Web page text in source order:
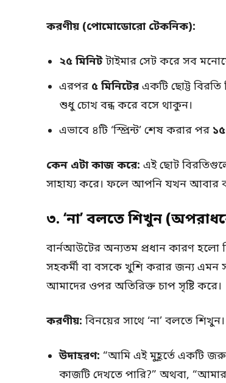
করণীয় (পোমোডোরো টেকনিক):
২৫ মিনিটটাইমার সেট করে সব
এরপর ৫ মিনিটের একটি ছোট্ট
শুধু চোখ বন্ধ করে বসে থাকুন।
এভাবে ৪টি ‘স্প্রিন্ট’ শেষ করার পর
কেন এটা কাজ করে: এই ছোট
সাহায্য করে। ফলে আপনি যখন আবার
৩. ‘না’ বলতে শিখুন
বার্নআউটের অন্যতম প্রধান কারণ হলো
সহকর্মী বা বসকে খুশি করার জন্য এমন
আমাদের ওপর অতিরিক্ত চাপ সৃষ্টি করে।
করণীয়: বিনয়ের সাথে ‘না’ বলতে
উদাহরণ: “আমি এই মুহূর্তে একটি
কাজটি দেখতে পারি?” অথবা,